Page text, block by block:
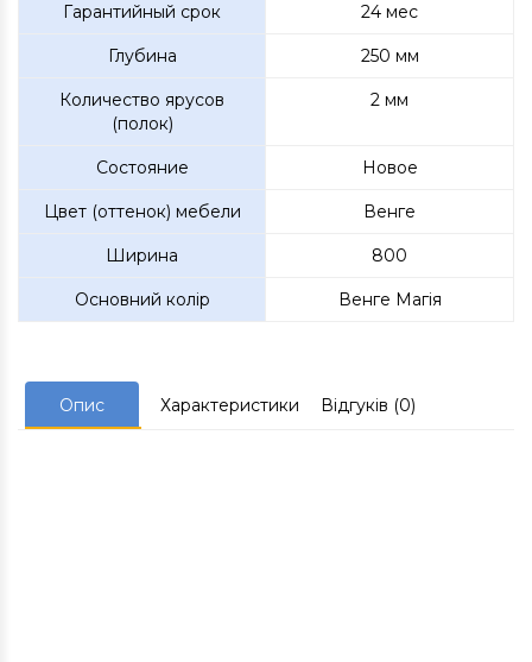
Гарантийный срок 24 мес
Глубина 250 мм
Количество ярусов
(полок)
2 мм
Состояние Новое
Цвет (оттенок) мебели Венге
Ширина 800
Основний колір Венге Магія
Опис Характеристики Відгуків (0)